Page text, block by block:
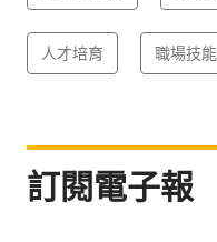
人才培育 職場技能
訂閱電子報